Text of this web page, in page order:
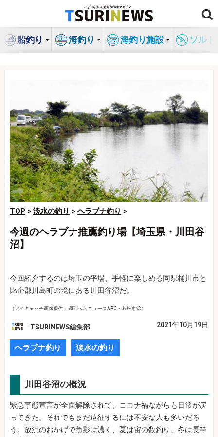
ン
船釣り 海釣り 海釣り施設 ソル
TOP > 淡水の釣り > ヘラブナ釣り >
今週のヘラブナ推薦釣り場【埼玉県・川田谷
沼】
今回紹介するのは埼玉の平場、手軽に楽しめる同県桶川市と
比企郡川島町の境にある川田谷沼だ。
（アイキャッチ画像提供：週刊へらニュースAPC・若松恵治）
TSURINEWS編集部 2021年10月19日
ヘラブナ釣り 淡水の釣り
川田谷沼の概況
緊急事態宣言が全面解除されて、コロナ禍ながらも日常が戻
ってきた。それでもまだ遠征するには不安な人も多いだろ
う。放流のおかげで魚影は濃く、夏は宙の数釣り、冬は長竿